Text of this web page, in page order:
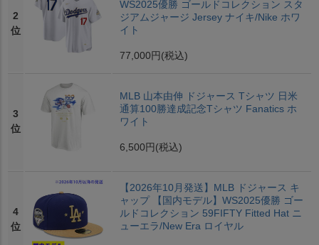
2
位
WS2025優勝 ゴールドコレクション スタ
ジアムジャージ Jersey ナイキ/Nike ホワ
イト
77,000円 (税込)
3
位
MLB 山本由伸 ドジャース Tシャツ 日米
通算100勝達成記念Tシャツ Fanatics ホ
ワイト
6,500円 (税込)
4
位
【2026年10月発送】MLB ドジャース キ
ャップ 【国内モデル】WS2025優勝 ゴー
ルドコレクション 59FIFTY Fitted Hat ニ
ューエラ/New Era ロイヤル